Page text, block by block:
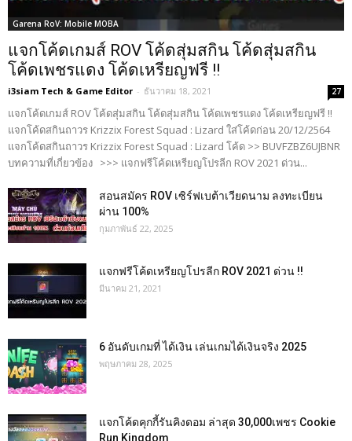
Garena RoV: Mobile MOBA
แจกโค้ดเกมส์ ROV โค้ดสุ่มสกิน โค้ดสุ่มสกิน
โค้ดเพชรแดง โค้ดเหรียญฟรี !!
i3siam Tech & Game Editor - ธันวาคม 18, 2021 27
แจกโค้ดเกมส์ ROV โค้ดสุ่มสกิน โค้ดสุ่มสกิน โค้ดเพชรแดง โค้ดเหรียญฟรี !!
แจกโค้ดสกินถาวร Krizzix Forest Squad : Lizard ใส่โค้ดก่อน 20/12/2564
แจกโค้ดสกินถาวร Krizzix Forest Squad : Lizard โค้ด >> BUVFZBZ6UJBNR
บทความที่เกี่ยวข้อง >>> แจกฟรีโค้ดเหรียญโปรลีก ROV 2021 ด่วน...
สอนสมัคร ROV เซิร์ฟเบต้าเวียดนาม ลงทะเบียน
ผ่าน 100%
กุมภาพันธ์ 22, 2025
แจกฟรีโค้ดเหรียญโปรลีก ROV 2021 ด่วน !!
มีนาคม 21, 2021
6 อันดับเกมที่ ได้เงิน เล่นเกมได้เงินจริง 2025
พฤษภาคม 28, 2025
แจกโค้ดคุกกี้รันคิงดอม ล่าสุด 30,000เพชร Cookie
Run Kingdom